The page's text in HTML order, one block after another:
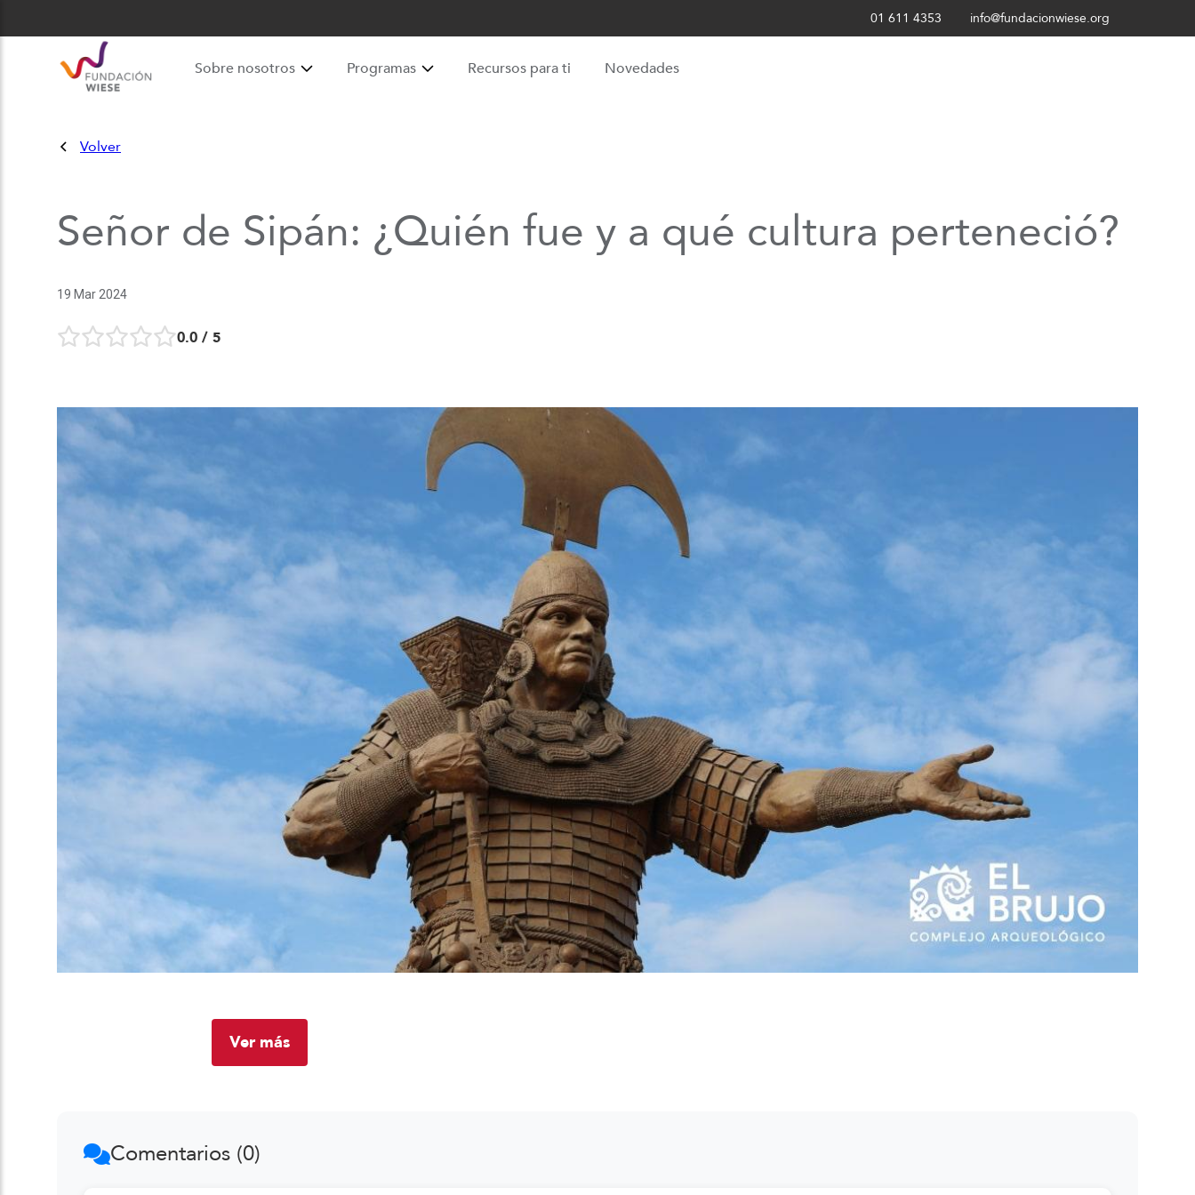
01 611 4353 info@fundacionwiese.org
Sobre nosotros Programas Recursos para ti Novedades
Volver
Señor de Sipán: ¿Quién fue y a qué cultura perteneció?
19 Mar 2024
0.0 / 5
Ver más
Comentarios (0)